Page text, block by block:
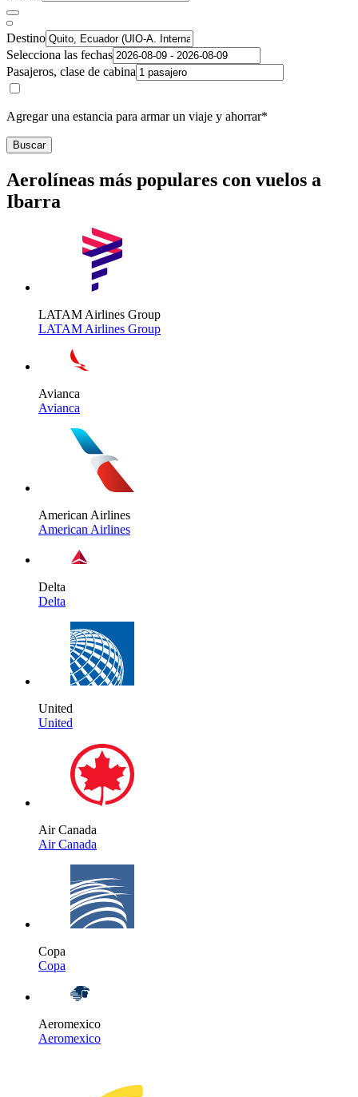
Destino
Selecciona las fechas
Pasajeros, clase de cabina
Agregar una estancia para armar un viaje y ahorrar*
Buscar
Aerolíneas más populares con vuelos a
Ibarra
LATAM Airlines Group
LATAM Airlines Group
Avianca
Avianca
American Airlines
American Airlines
Delta
Delta
United
United
Air Canada
Air Canada
Copa
Copa
Aeromexico
Aeromexico